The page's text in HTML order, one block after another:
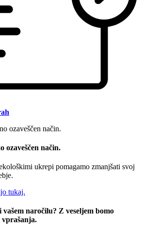
ozaveščen način.
ukrepi pomagamo zmanjšati svoj
tukaj.
naročilu? Z veseljem bomo
vprašanja.